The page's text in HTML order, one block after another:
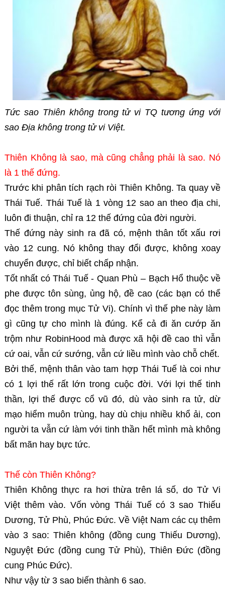
Tức sao Thiên không trong tử vi TQ tương ứng với
sao Địa không trong tử vi Việt.
Thiên Không là sao, mà cũng chẳng phải là sao. Nó
là 1 thế đứng.
Trước khi phân tích rạch ròi Thiên Không. Ta quay về
Thái Tuế. Thái Tuế là 1 vòng 12 sao an theo địa chi,
luôn đi thuận, chỉ ra 12 thế đứng của đời người.
Thế đứng này sinh ra đã có, mệnh thân tốt xấu rơi
vào 12 cung. Nó không thay đổi được, không xoay
chuyển được, chỉ biết chấp nhận.
Tốt nhất có Thái Tuế - Quan Phù – Bạch Hổ thuộc về
phe được tôn sùng, ủng hộ, đề cao (các bạn có thể
đọc thêm trong mục Tử Vi). Chính vì thế phe này làm
gì cũng tự cho mình là đúng. Kể cả đi ăn cướp ăn
trộm như RobinHood mà được xã hội đề cao thì vẫn
cứ oai, vẫn cứ sướng, vẫn cứ liều mình vào chỗ chết.
Bởi thế, mệnh thân vào tam hợp Thái Tuế là coi như
có 1 lợi thế rất lớn trong cuộc đời. Với lợi thế tinh
thần, lợi thế được cổ vũ đó, dù vào sinh ra tử, dừ
mạo hiểm muôn trùng, hay dù chịu nhiều khổ ải, con
người ta vẫn cứ làm với tinh thần hết mình mà không
bất mãn hay bực tức.
Thế còn Thiên Không?
Thiên Không thực ra hơi thừa trên lá số, do Tử Vi
Việt thêm vào. Vốn vòng Thái Tuế có 3 sao Thiếu
Dương, Tử Phù, Phúc Đức. Về Việt Nam các cụ thêm
vào 3 sao: Thiên không (đồng cung Thiếu Dương),
Nguyệt Đức (đồng cung Tử Phù), Thiên Đức (đồng
cung Phúc Đức).
Như vậy từ 3 sao biến thành 6 sao.